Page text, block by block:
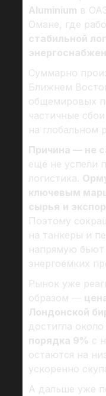
Aluminium в
Омане, где
стабильной
Суммарно
Ближнем
общемировых
частичные
на глобальном
Причина — не
ещё не успели
логистика.
ключевым
сырья и
Поэтому
на танкеры и
напрямую
энергоёмких
Рынок уже
образом —
Лондонской
достигла
порядка 9% с
остаются на
ускоренно
А дальше уже